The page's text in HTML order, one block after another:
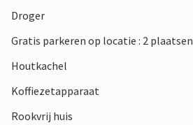
Droger
Gratis parkeren op locatie : 2 plaatsen
Houtkachel
Koffiezetapparaat
Rookvrij huis